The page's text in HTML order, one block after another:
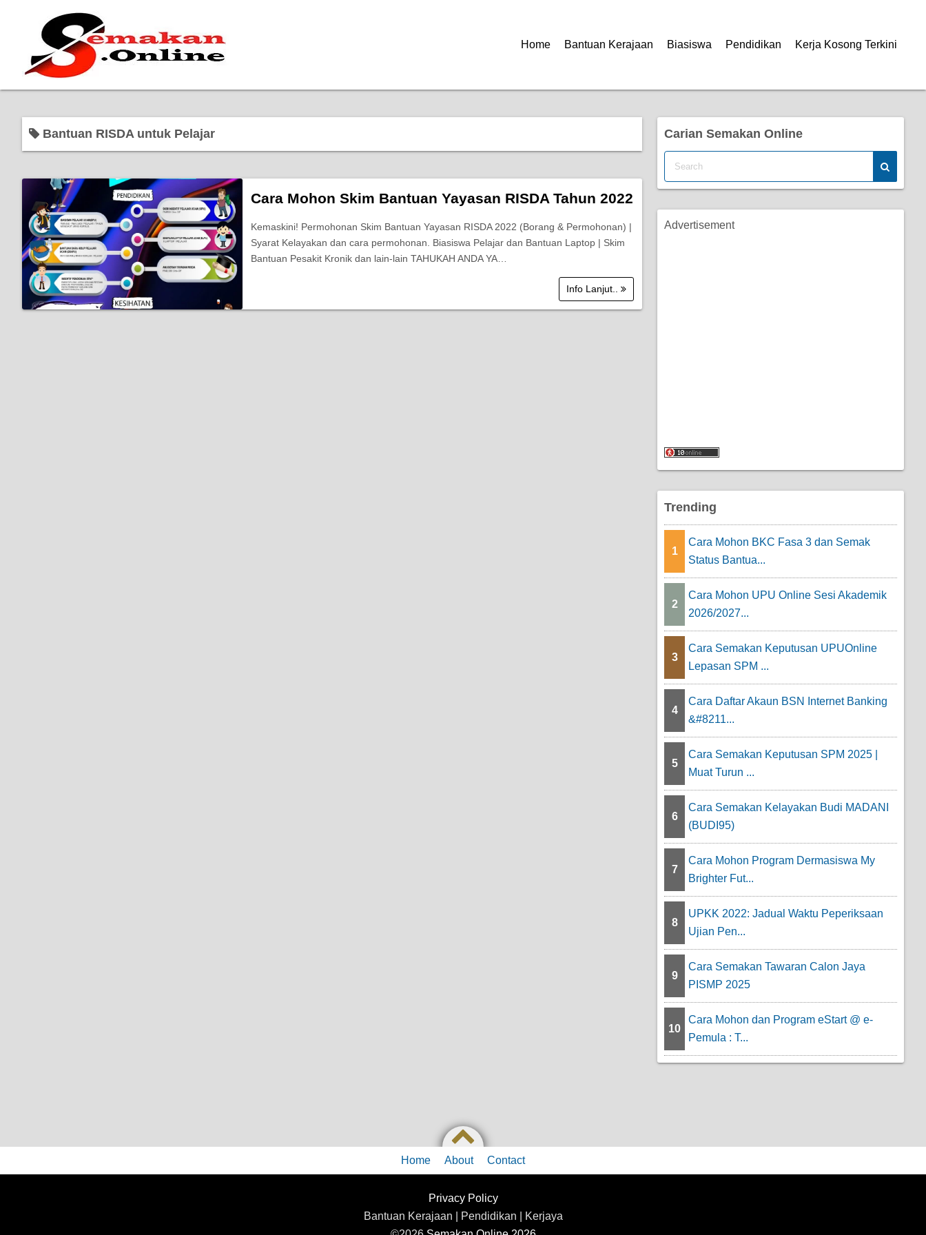
Home Bantuan Kerajaan Biasiswa Pendidikan Kerja Kosong Terkini
Bantuan RISDA untuk Pelajar
Cara Mohon Skim Bantuan Yayasan RISDA Tahun 2022
Kemaskini! Permohonan Skim Bantuan Yayasan RISDA 2022 (Borang & Permohonan) |
Syarat Kelayakan dan cara permohonan. Biasiswa Pelajar dan Bantuan Laptop | Skim
Bantuan Pesakit Kronik dan lain-lain TAHUKAH ANDA YA…
Info Lanjut..
Carian Semakan Online
Advertisement
Trending
1
Cara Mohon BKC Fasa 3 dan Semak
Status Bantua...
2
Cara Mohon UPU Online Sesi Akademik
2026/2027...
3
Cara Semakan Keputusan UPUOnline
Lepasan SPM ...
4
Cara Daftar Akaun BSN Internet Banking
&#8211...
5
Cara Semakan Keputusan SPM 2025 |
Muat Turun ...
6
Cara Semakan Kelayakan Budi MADANI
(BUDI95)
7
Cara Mohon Program Dermasiswa My
Brighter Fut...
8
UPKK 2022: Jadual Waktu Peperiksaan
Ujian Pen...
9
Cara Semakan Tawaran Calon Jaya
PISMP 2025
10
Cara Mohon dan Program eStart @ e-
Pemula : T...
Home About Contact
Privacy Policy
Bantuan Kerajaan | Pendidikan | Kerjaya